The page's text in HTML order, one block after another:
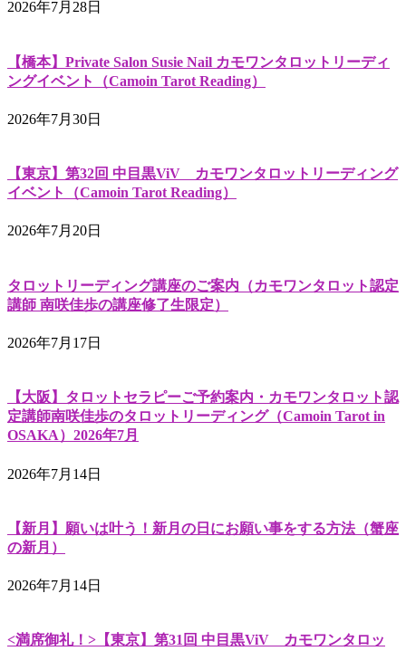
2026年7月28日
【橋本】Private Salon Susie Nail カモワンタロットリーディ
ングイベント（Camoin Tarot Reading）
2026年7月30日
【東京】第32回 中目黒ViV カモワンタロットリーディング
イベント（Camoin Tarot Reading）
2026年7月20日
タロットリーディング講座のご案内（カモワンタロット認定
講師 南咲佳歩の講座修了生限定）
2026年7月17日
【大阪】タロットセラピーご予約案内・カモワンタロット認
定講師南咲佳歩のタロットリーディング（Camoin Tarot in
OSAKA）2026年7月
2026年7月14日
【新月】願いは叶う！新月の日にお願い事をする方法（蟹座
の新月）
2026年7月14日
<満席御礼！>【東京】第31回 中目黒ViV カモワンタロッ